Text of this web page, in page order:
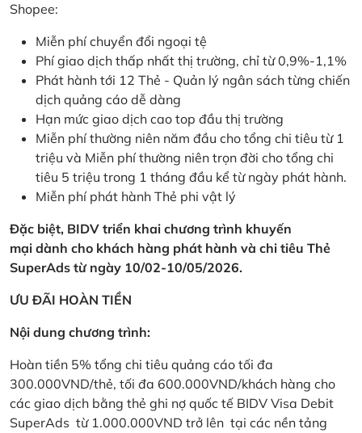
Shopee:
Miễn phí chuyển đổi ngoại tệ
Phí giao dịch thấp nhất thị trường, chỉ từ 0,9%-1,1%
Phát hành tới 12 Thẻ - Quản lý ngân sách từng chiến
dịch quảng cáo dễ dàng
Hạn mức giao dịch cao top đầu thị trường
Miễn phí thường niên năm đầu cho tổng chi tiêu từ 1
triệu và Miễn phí thường niên trọn đời cho tổng chi
tiêu 5 triệu trong 1 tháng đầu kể từ ngày phát hành.
Miễn phí phát hành Thẻ phi vật lý
Đặc biệt, BIDV triển khai chương trình khuyến
mại dành cho khách hàng phát hành và chi tiêu Thẻ
SuperAds từ ngày 10/02-10/05/2026.
ƯU ĐÃI HOÀN TIỀN
Nội dung chương trình:
Hoàn tiền 5% tổng chi tiêu quảng cáo tối đa
300.000VND/thẻ, tối đa 600.000VND/khách hàng cho
các giao dịch bằng thẻ ghi nợ quốc tế BIDV Visa Debit
SuperAds từ 1.000.000VND trở lên tại các nền tảng